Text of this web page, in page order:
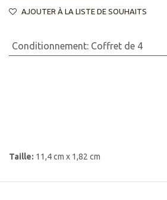
AJOUTER À LA LISTE DE SOUHAITS
Conditionnement: Coffret de 4
Taille: 11,4 cm x 1,82 cm